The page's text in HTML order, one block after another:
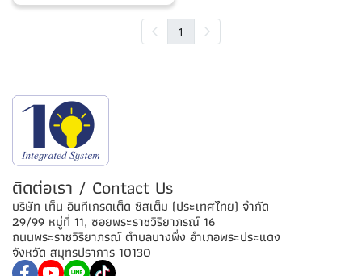
1
ติดต่อเรา / Contact Us
บริษัท เท็น อินทีเกรดเต็ด ซิสเต็ม (ประเทศไทย) จำกัด
29/99 หมู่ที่ 11, ซอยพระราชวิริยาภรณ์ 16
ถนนพระราชวิริยาภรณ์ ตำบลบางพึ่ง อำเภอพระประแดง
จังหวัด สมุทรปราการ 10130